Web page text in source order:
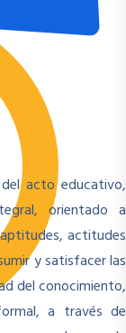
del acto educativo,
orientado a
actitudes
y satisfacer las
del conocimiento,
a través de